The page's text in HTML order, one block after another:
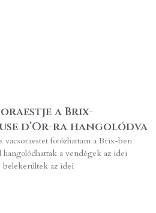
a Brix-
d’Or-ra hangolódva
vacsoraestet fotózhattam a Brix-ben
a vendégek az idei
belekerültek az idei